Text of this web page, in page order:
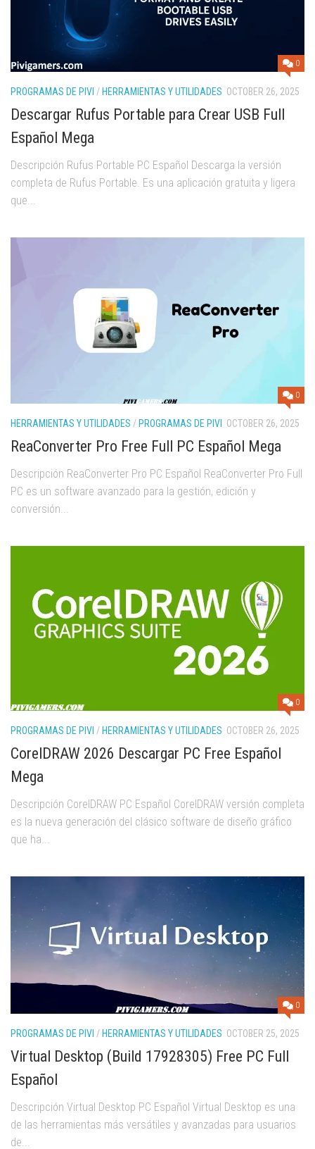
0
PROGRAMAS DE PIVI / HERRAMIENTAS Y UTILIDADES OCTOBER 26, 2025
Descargar Rufus Portable para Crear USB Full
Español Mega
Descripción Rufus Portable PC Español Descarga la versión
completa de Rufus Portable. Es una aplicación gratuita y ligera
que...
0
HERRAMIENTAS Y UTILIDADES /PROGRAMAS DE PIVI OCTOBER 26, 2025
ReaConverter Pro Free Full PC Español Mega
Descripción ReaConverter Pro PC Español ReaConverter Pro Full
PC es un software avanzado para la gestión, edición y
conversión...
0
PROGRAMAS DE PIVI /HERRAMIENTAS Y UTILIDADES OCTOBER 26, 2025
CorelDRAW 2026 Descargar PC Free Español
Mega
Descripción CorelDRAW PC Español CorelDRAW versión completa
es la nueva generación del clásico software de diseño gráfico
que ha...
0
PROGRAMAS DE PIVI / HERRAMIENTAS Y UTILIDADES OCTOBER 25, 2025
Virtual Desktop (Build 17928305) Free PC Full
Español
Descripción Virtual Desktop PC Español Virtual Desktop es una
de las herramientas más versátiles y avanzadas para usuarios
de...